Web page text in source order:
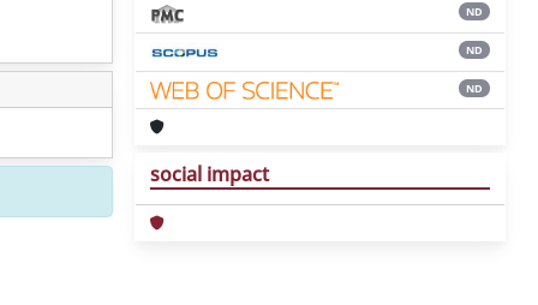
ND
ND
ND
social impact